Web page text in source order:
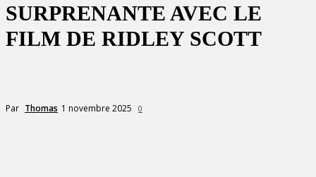
SURPRENANTE AVEC LE
FILM DE RIDLEY SCOTT
Par Thomas 1 novembre 2025 0